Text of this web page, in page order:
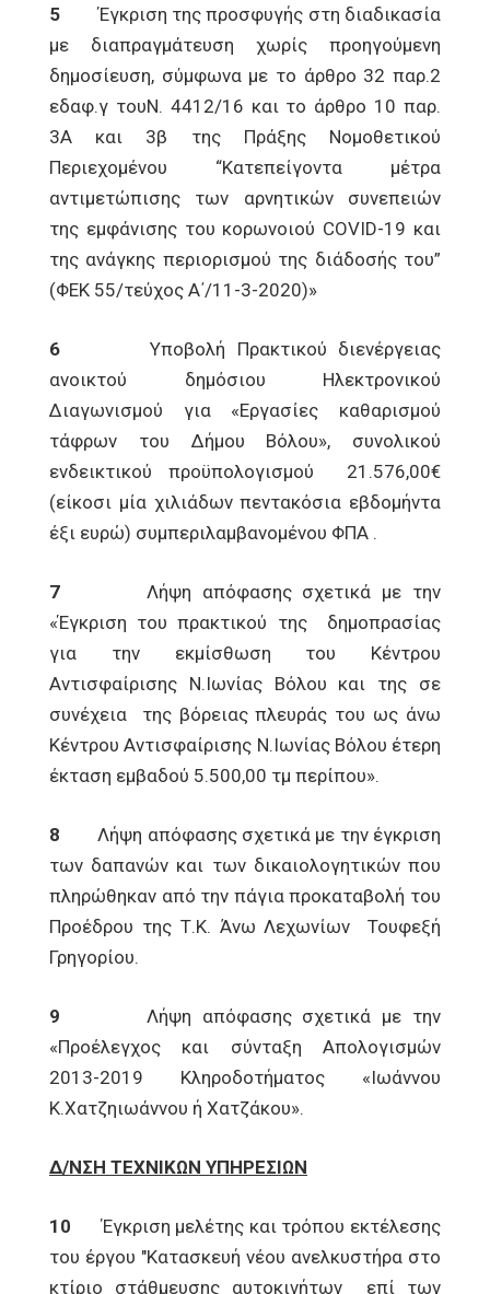
5
Έγκριση της προσφυγής στη διαδικασία
με διαπραγμάτευση χωρίς προηγούμενη
δημοσίευση, σύμφωνα με το άρθρο 32 παρ.2
εδαφ.γ τουΝ. 4412/16 και το άρθρο 10 παρ.
3Α και 3β της Πράξης Νομοθετικού
Περιεχομένου “Κατεπείγοντα μέτρα
αντιμετώπισης των αρνητικών συνεπειών
της εμφάνισης του κορωνοιού COVID-19 και
της ανάγκης περιορισμού της διάδοσής του”
(ΦΕΚ 55/τεύχος Α΄/11-3-2020)»
6
Υποβολή Πρακτικού διενέργειας
ανοικτού δημόσιου Ηλεκτρονικού
Διαγωνισμού για «Εργασίες καθαρισμού
τάφρων του Δήμου Βόλου», συνολικού
ενδεικτικού προϋπολογισμού 21.576,00€
(είκοσι μία χιλιάδων πεντακόσια εβδομήντα
έξι ευρώ) συμπεριλαμβανομένου ΦΠΑ .
7
Λήψη απόφασης σχετικά με την
«Έγκριση του πρακτικού της δημοπρασίας
για την εκμίσθωση του Κέντρου
Αντισφαίρισης Ν.Ιωνίας Βόλου και της σε
συνέχεια της βόρειας πλευράς του ως άνω
Κέντρου Αντισφαίρισης Ν.Ιωνίας Βόλου έτερη
έκταση εμβαδού 5.500,00 τμ περίπου».
8
Λήψη απόφασης σχετικά με την έγκριση
των δαπανών και των δικαιολογητικών που
πληρώθηκαν από την πάγια προκαταβολή του
Προέδρου της Τ.Κ. Άνω Λεχωνίων Τουφεξή
Γρηγορίου.
9 Λήψη απόφασης σχετικά με την
«Προέλεγχος και σύνταξη Απολογισμών
2013-2019 Κληροδοτήματος «Ιωάννου
Κ.Χατζηιωάννου ή Χατζάκου».
Δ/ΝΣΗ ΤΕΧΝΙΚΩΝ ΥΠΗΡΕΣΙΩΝ
10
Έγκριση μελέτης και τρόπου εκτέλεσης
του έργου "Κατασκευή νέου ανελκυστήρα στο
κτίριο στάθμευσης αυτοκινήτων επί των